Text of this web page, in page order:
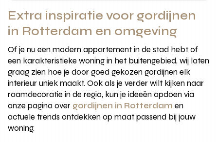
Extra inspiratie voor gordijnen
in Rotterdam en omgeving
Of je nu een modern appartement in de stad hebt of
een karakteristieke woning in het buitengebied, wij laten
graag zien hoe je door goed gekozen gordijnen elk
interieur uniek maakt. Ook als je verder wilt kijken naar
raamdecoratie in de regio, kun je ideeën opdoen via
onze pagina over gordijnen in Rotterdam en
actuele trends ontdekken op maat passend bij jouw
woning.